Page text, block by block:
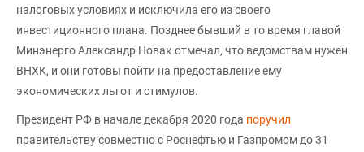
налоговых условиях и исключила его из своего
инвестиционного плана. Позднее бывший в то время главой
Минэнерго Александр Новак отмечал, что ведомствам нужен
ВНХК, и они готовы пойти на предоставление ему
экономических льгот и стимулов.
Президент РФ в начале декабря 2020 года поручил
правительству совместно с Роснефтью и Газпромом до 31